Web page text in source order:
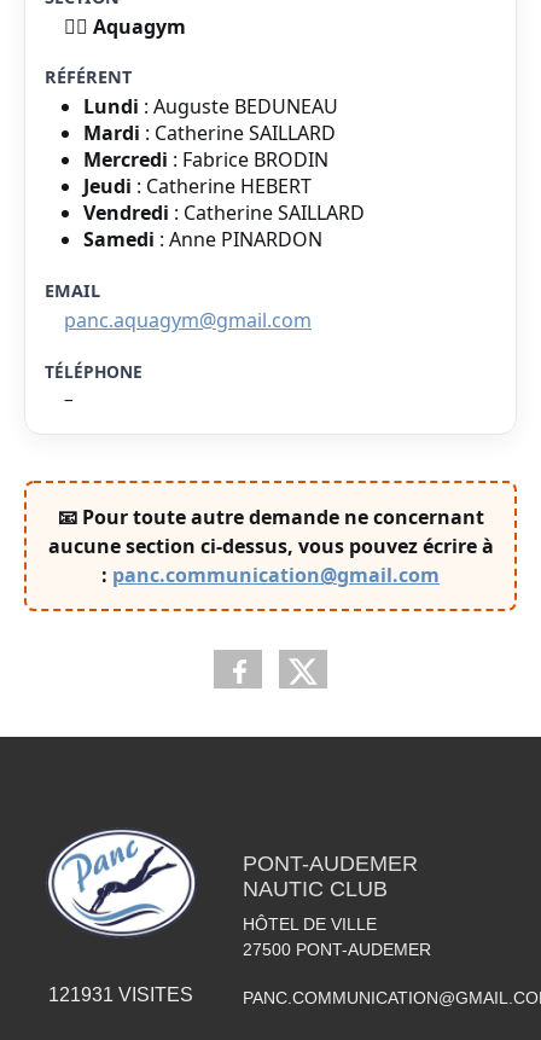
🤸‍♂️ Aquagym
Lundi : Auguste BEDUNEAU
Mardi : Catherine SAILLARD
Mercredi : Fabrice BRODIN
Jeudi : Catherine HEBERT
Vendredi : Catherine SAILLARD
Samedi : Anne PINARDON
panc.aquagym@gmail.com
–
📧 Pour toute autre demande ne concernant
aucune section ci-dessus, vous pouvez écrire à
: panc.communication@gmail.com
121931 VISITES
PONT-AUDEMER
NAUTIC CLUB
HÔTEL DE VILLE
27500 PONT-AUDEMER